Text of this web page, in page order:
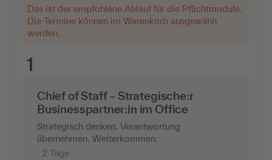
Das ist der empfohlene Ablauf für die Pflichtmodule.
Die Termine können im Warenkorb ausgewählt
werden.
1
Chief of Staff – Strategische:r
Businesspartner:in im Office
Strategisch denken. Verantwortung
übernehmen. Weiterkommen.
2 Tage